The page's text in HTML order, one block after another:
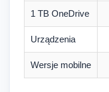
1 TB OneDrive
Urządzenia
Wersje mobilne